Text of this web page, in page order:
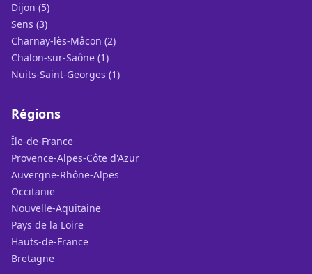
Dijon (5)
Sens (3)
Charnay-lès-Mâcon (2)
Chalon-sur-Saône (1)
Nuits-Saint-Georges (1)
Régions
Île-de-France
Provence-Alpes-Côte d'Azur
Auvergne-Rhône-Alpes
Occitanie
Nouvelle-Aquitaine
Pays de la Loire
Hauts-de-France
Bretagne